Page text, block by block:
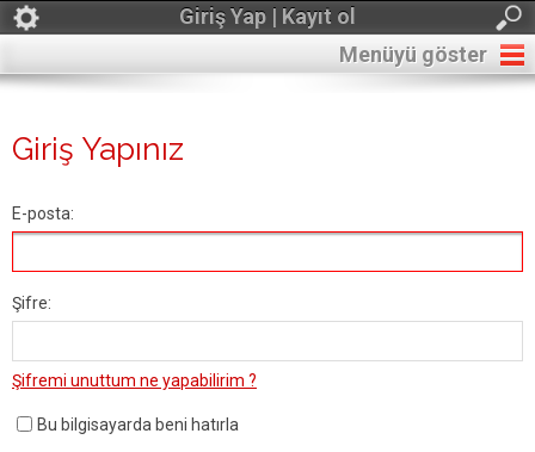
Giriş Yap | Kayıt ol
Menüyü göster
Giriş Yapınız
E-posta:
Şifre:
Şifremi unuttum ne yapabilirim ?
Bu bilgisayarda beni hatırla